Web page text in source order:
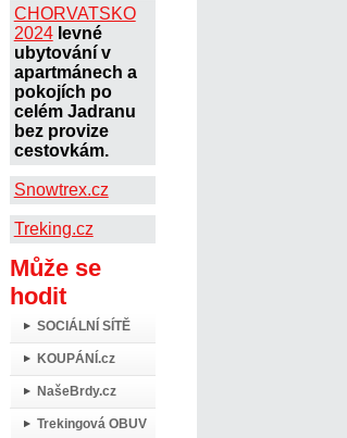
CHORVATSKO
2024 levné
ubytování v
apartmánech a
pokojích po
celém Jadranu
bez provize
cestovkám.
Snowtrex.cz
Treking.cz
Může se
hodit
SOCIÁLNÍ SÍTĚ
KOUPÁNÍ.cz
NašeBrdy.cz
Trekingová OBUV